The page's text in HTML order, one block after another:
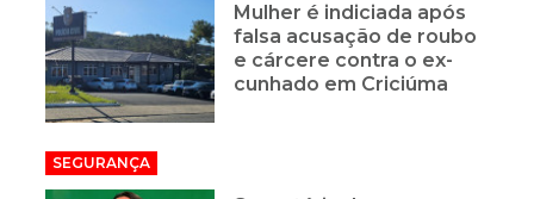
Mulher é indiciada após
falsa acusação de roubo
e cárcere contra o ex-
cunhado em Criciúma
SEGURANÇA